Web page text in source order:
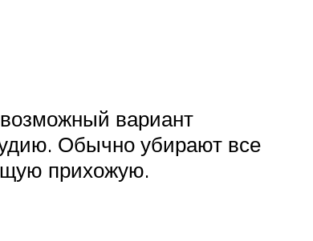
вариант
Обычно убирают все
прихожую.